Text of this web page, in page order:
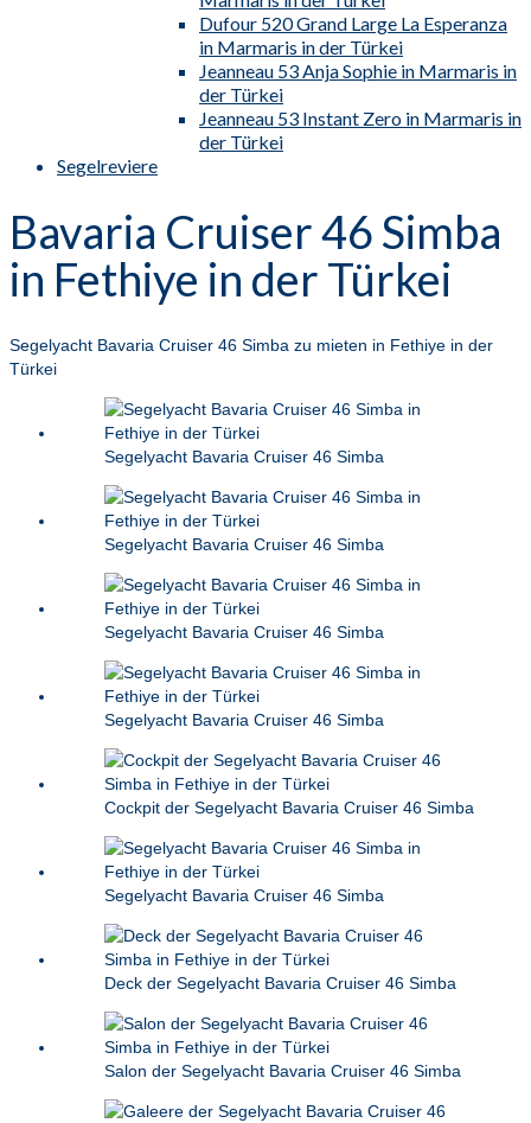
Dufour 520 Grand Large La Esperanza
in Marmaris in der Türkei
Jeanneau 53 Anja Sophie in Marmaris in
der Türkei
Jeanneau 53 Instant Zero in Marmaris in
der Türkei
Segelreviere
Bavaria Cruiser 46 Simba
in Fethiye in der Türkei
Segelyacht Bavaria Cruiser 46 Simba zu mieten in Fethiye in der
Türkei
Segelyacht Bavaria Cruiser 46 Simba
Segelyacht Bavaria Cruiser 46 Simba
Segelyacht Bavaria Cruiser 46 Simba
Segelyacht Bavaria Cruiser 46 Simba
Cockpit der Segelyacht Bavaria Cruiser 46 Simba
Segelyacht Bavaria Cruiser 46 Simba
Deck der Segelyacht Bavaria Cruiser 46 Simba
Salon der Segelyacht Bavaria Cruiser 46 Simba